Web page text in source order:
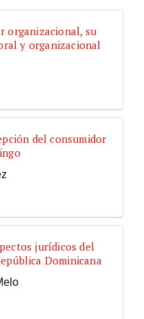
organizacional, su
y organizacional
del consumidor
jurídicos del
Dominicana